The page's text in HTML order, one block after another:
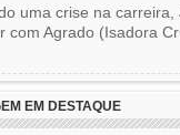
uma crise na
com Agrado (Isadora
EM DESTAQUE